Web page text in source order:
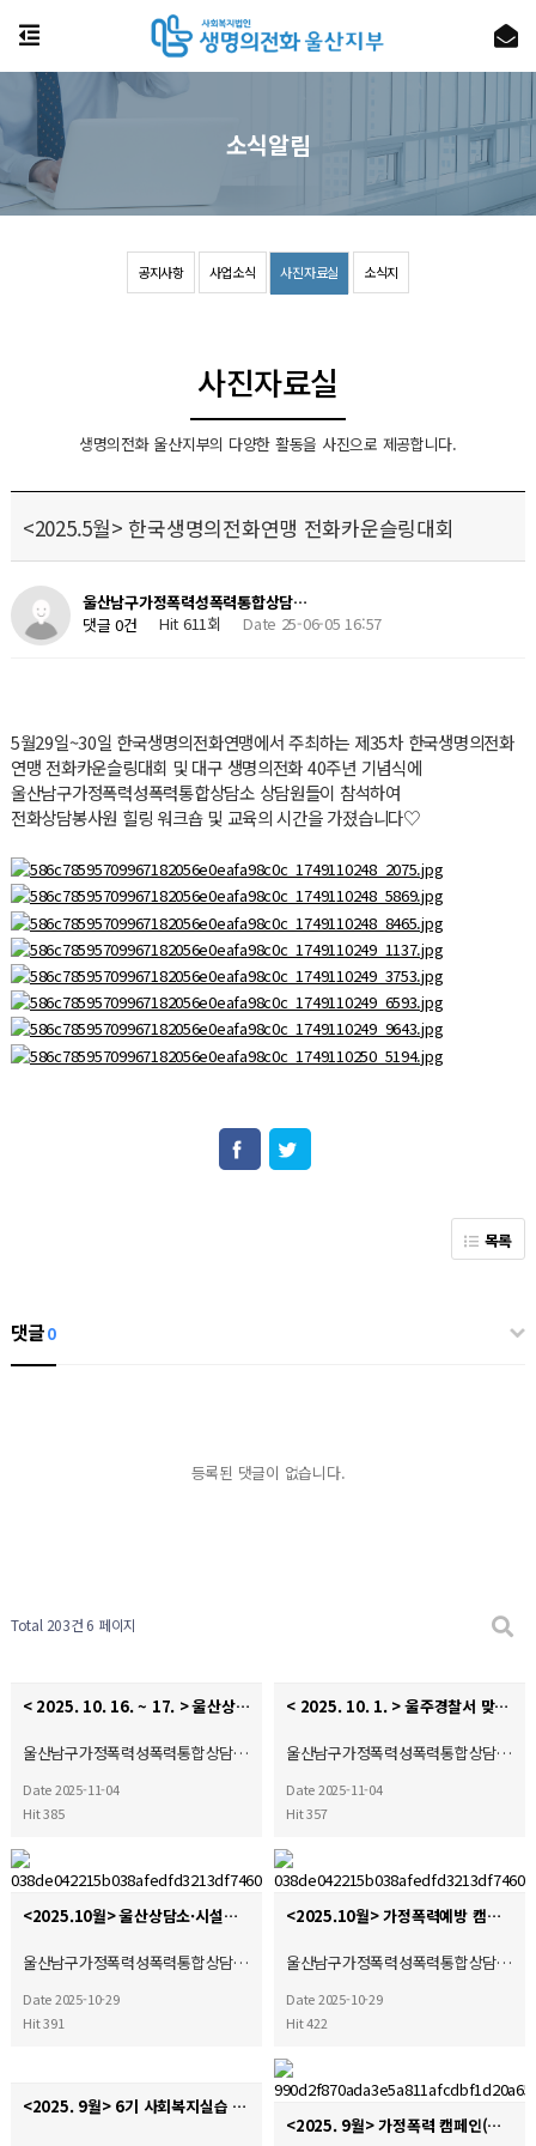
공지사항 사업소식 사진자료실 소식지
소식알림
사진자료실
생명의전화 울산지부의 다양한 활동을 사진으로 제공합니다.
<2025.5월> 한국생명의전화연맹 전화카운슬링대회
울산남구가정폭력성폭력통합상담…
댓글 0건
Hit 611회 Date 25-06-05 16:57
5월29일~30일 한국생명의전화연맹에서 주최하는 제35차 한국생명의전화
연맹 전화카운슬링대회 및 대구 생명의전화 40주년 기념식에
울산남구가정폭력성폭력통합상담소 상담원들이 참석하여
전화상담봉사원 힐링 워크숍 및 교육의 시간을 가졌습니다♡
목록
댓글0
등록된 댓글이 없습니다.
Total 203건 6 페이지
< 2025. 10. 16. ~ 17. > 울산상담소·시설협의회 종사자소진방지예방을 위한 쉼 프로그램
울산남구가정폭력성폭력통합상담…
Date 2025-11-04
Hit 385
< 2025. 10. 1. > 울주경찰서 맞춤형 사례회의 ♥
울산남구가정폭력성폭력통합상담…
Date 2025-11-04
Hit 357
<2025.10월> 울산상담소·시설협의회 여성폭력예방캠페인
울산남구가정폭력성폭력통합상담…
Date 2025-10-29
Hit 391
<2025.10월> 가정폭력예방 캠페인(자체)
울산남구가정폭력성폭력통합상담…
Date 2025-10-29
Hit 422
<2025. 9월> 6기 사회복지실습 종결식
<2025. 9월> 가정폭력 캠페인(자체)